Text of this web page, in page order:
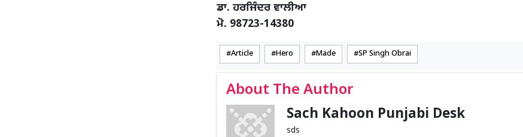
ਡਾ. ਹਰਜਿੰਦਰ ਵਾਲੀਆ
ਮੋ. 98723-14380
Article Hero Made SP Singh Obrai
About The Author
Sach Kahoon Punjabi Desk
sds